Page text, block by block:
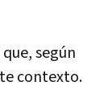
según
contexto.